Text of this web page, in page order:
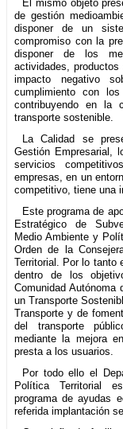
El mismo objeto
de gestión
disponer de un
compromiso con la
disponer de los
actividades,
impacto negativo
cumplimiento con los
contribuyendo en la
transporte sostenible.
La Calidad se
Gestión Empresarial,
servicios
empresas, en un
competitivo, tiene una
Este programa de
Estratégico de
Medio Ambiente y
Orden de la
Territorial. Por lo tanto
dentro de los
Comunidad
un Transporte
Transporte y de
del transporte
mediante la mejora
presta a los usuarios.
Por todo ello el
Política Territorial
programa de ayudas
referida implantación